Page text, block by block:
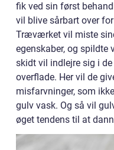
fik ved sin først
vil blive sårbart over
Træværket vil miste
egenskaber, og
skidt vil indlejre sig i
overflade. Her vil de
misfarvninger, som
gulv vask. Og så vil
øget tendens til at